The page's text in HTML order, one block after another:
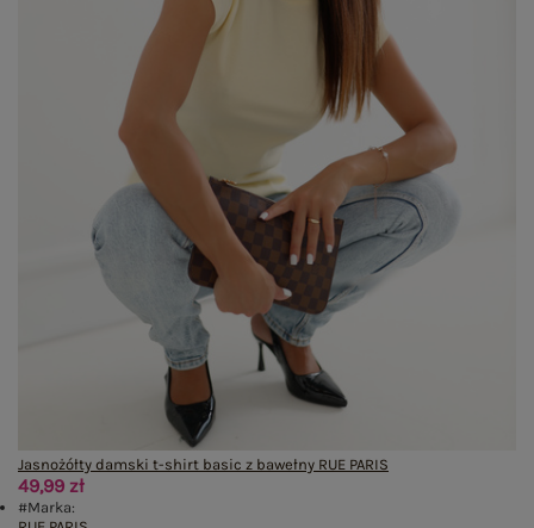
Jasnożółty damski t-shirt basic z bawełny RUE PARIS
49,99 zł
#Marka: